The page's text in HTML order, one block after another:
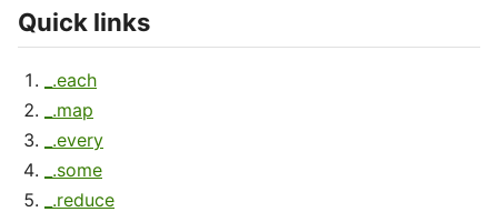
Quick links
_.each
_.map
_.every
_.some
_.reduce